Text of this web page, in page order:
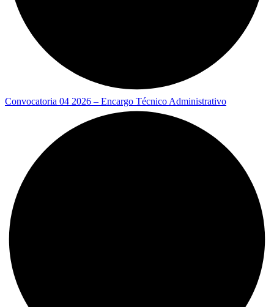
Convocatoria 04 2026 – Encargo Técnico Administrativo